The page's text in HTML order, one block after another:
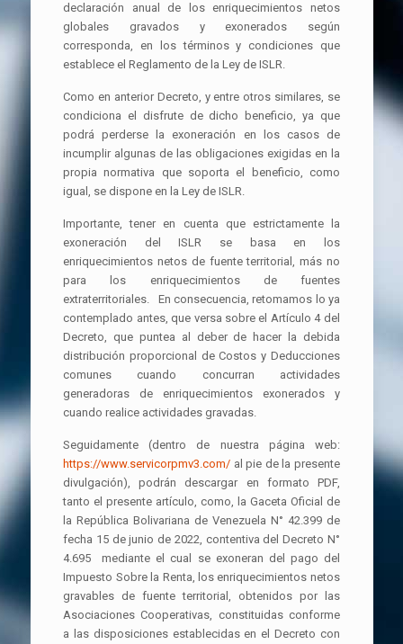
declaración anual de los enriquecimientos netos
globales gravados y exonerados según
corresponda, en los términos y condiciones que
establece el Reglamento de la Ley de ISLR.
Como en anterior Decreto, y entre otros similares, se
condiciona el disfrute de dicho beneficio, ya que
podrá perderse la exoneración en los casos de
incumplir algunas de las obligaciones exigidas en la
propia normativa que soporta el beneficio, como
igual, se dispone en la Ley de ISLR.
Importante, tener en cuenta que estrictamente la
exoneración del ISLR se basa en los
enriquecimientos netos de fuente territorial, más no
para los enriquecimientos de fuentes
extraterritoriales. En consecuencia, retomamos lo ya
contemplado antes, que versa sobre el Artículo 4 del
Decreto, que puntea al deber de hacer la debida
distribución proporcional de Costos y Deducciones
comunes cuando concurran actividades
generadoras de enriquecimientos exonerados y
cuando realice actividades gravadas.
Seguidamente (dentro de nuestra página web:
https://www.servicorpmv3.com/ al pie de la presente
divulgación), podrán descargar en formato PDF,
tanto el presente artículo, como, la Gaceta Oficial de
la República Bolivariana de Venezuela N° 42.399 de
fecha 15 de junio de 2022, contentiva del Decreto N°
4.695 mediante el cual se exoneran del pago del
Impuesto Sobre la Renta, los enriquecimientos netos
gravables de fuente territorial, obtenidos por las
Asociaciones Cooperativas, constituidas conforme
a las disposiciones establecidas en el Decreto con